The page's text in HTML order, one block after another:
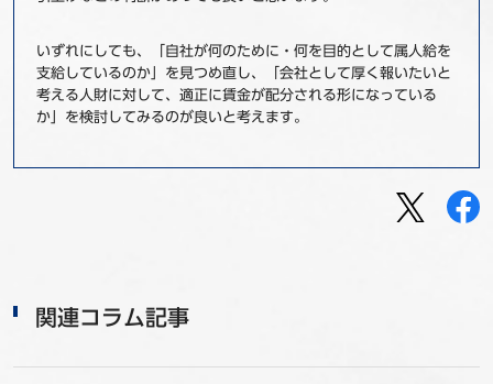
いずれにしても、「自社が何のために・何を目的として属人給を
支給しているのか」を見つめ直し、「会社として厚く報いたいと
考える人財に対して、適正に賃金が配分される形になっている
か」を検討してみるのが良いと考えます。
関連コラム記事